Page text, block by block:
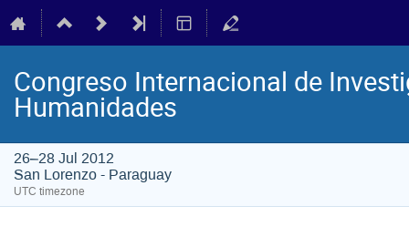
Congreso Internacional de
Humanidades
26–28 Jul 2012
San Lorenzo - Paraguay
UTC timezone